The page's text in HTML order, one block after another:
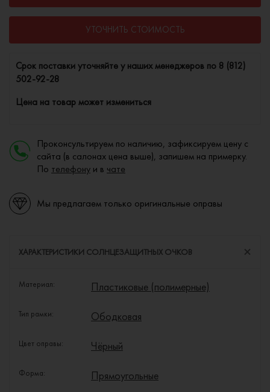
УТОЧНИТЬ СТОИМОСТЬ
Cрок поставки уточняйте у наших менеджеров по 8 (812)
502-92-28
Цена на товар может измениться
Проконсультируем по наличию, зафиксируем цену с
сайта (в салонах цена выше), запишем на примерку.
По телефону и в чате
Мы предлагаем только оригинальные оправы
ХАРАКТЕРИСТИКИ СОЛНЦЕЗАЩИТНЫХ ОЧКОВ
Материал: Пластиковые (полимерные)
Тип рамки: Ободковая
Цвет оправы: Чёрный
Форма: Прямоугольные